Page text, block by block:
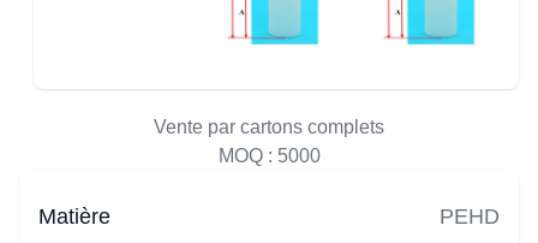
Vente par cartons complets
MOQ : 5000
Matière PEHD